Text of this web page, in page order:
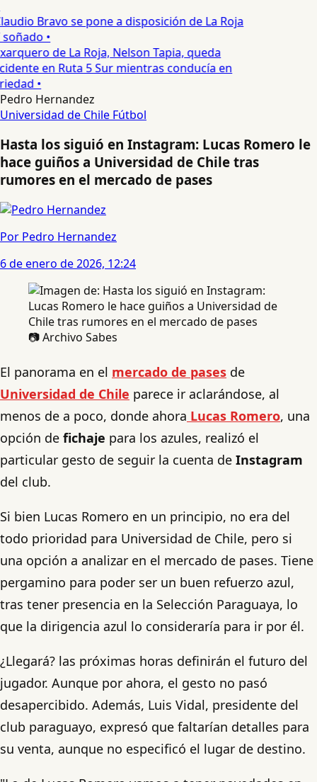
Bravo se pone a disposición de La Roja
•
de La Roja, Nelson Tapia, queda
en Ruta 5 Sur mientras conducía en
•
Pedro Hernandez
Universidad de Chile Fútbol
Hasta los siguió en Instagram: Lucas Romero le
hace guiños a Universidad de Chile tras
rumores en el mercado de pases
Por Pedro Hernandez
6 de enero de 2026, 12:24
📷 Archivo Sabes
El panorama en el mercado de pases de
Universidad de Chile parece ir aclarándose, al
menos de a poco, donde ahora Lucas Romero, una
opción de fichaje para los azules, realizó el
particular gesto de seguir la cuenta de Instagram
del club.
Si bien Lucas Romero en un principio, no era del
todo prioridad para Universidad de Chile, pero si
una opción a analizar en el mercado de pases. Tiene
pergamino para poder ser un buen refuerzo azul,
tras tener presencia en la Selección Paraguaya, lo
que la dirigencia azul lo consideraría para ir por él.
¿Llegará? las próximas horas definirán el futuro del
jugador. Aunque por ahora, el gesto no pasó
desapercibido. Además, Luis Vidal, presidente del
club paraguayo, expresó que faltarían detalles para
su venta, aunque no especificó el lugar de destino.